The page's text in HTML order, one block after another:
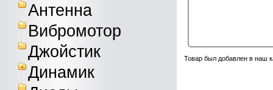
Антенна
Вибромотор
Джойстик
Динамик
Товар был добавлен в наш